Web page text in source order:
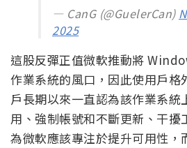
— CanG (@GuelerCan)
2025
這股反彈正值微軟推動將
作業系統的風口，因此使用戶
戶長期以來一直認為該作業系統
用、強制帳號和不斷更新、干擾
為微軟應該專注於提升可用性，